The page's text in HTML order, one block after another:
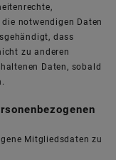
notwendigen Daten
dass
zu anderen
Daten, sobald
Mitgliedsdaten zu